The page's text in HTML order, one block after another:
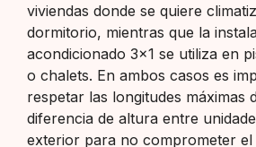
viviendas donde se quiere
dormitorio, mientras que la
acondicionado 3×1 se utiliza en
o chalets. En ambos casos es
respetar las longitudes máximas
diferencia de altura entre
exterior para no comprometer el